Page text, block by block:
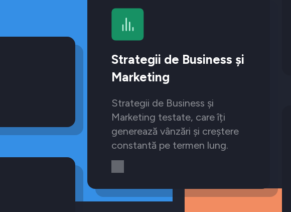
Strategii de Business și
Marketing
Strategii de Business și
Marketing testate, care îți
generează vânzări și creștere
constantă pe termen lung.